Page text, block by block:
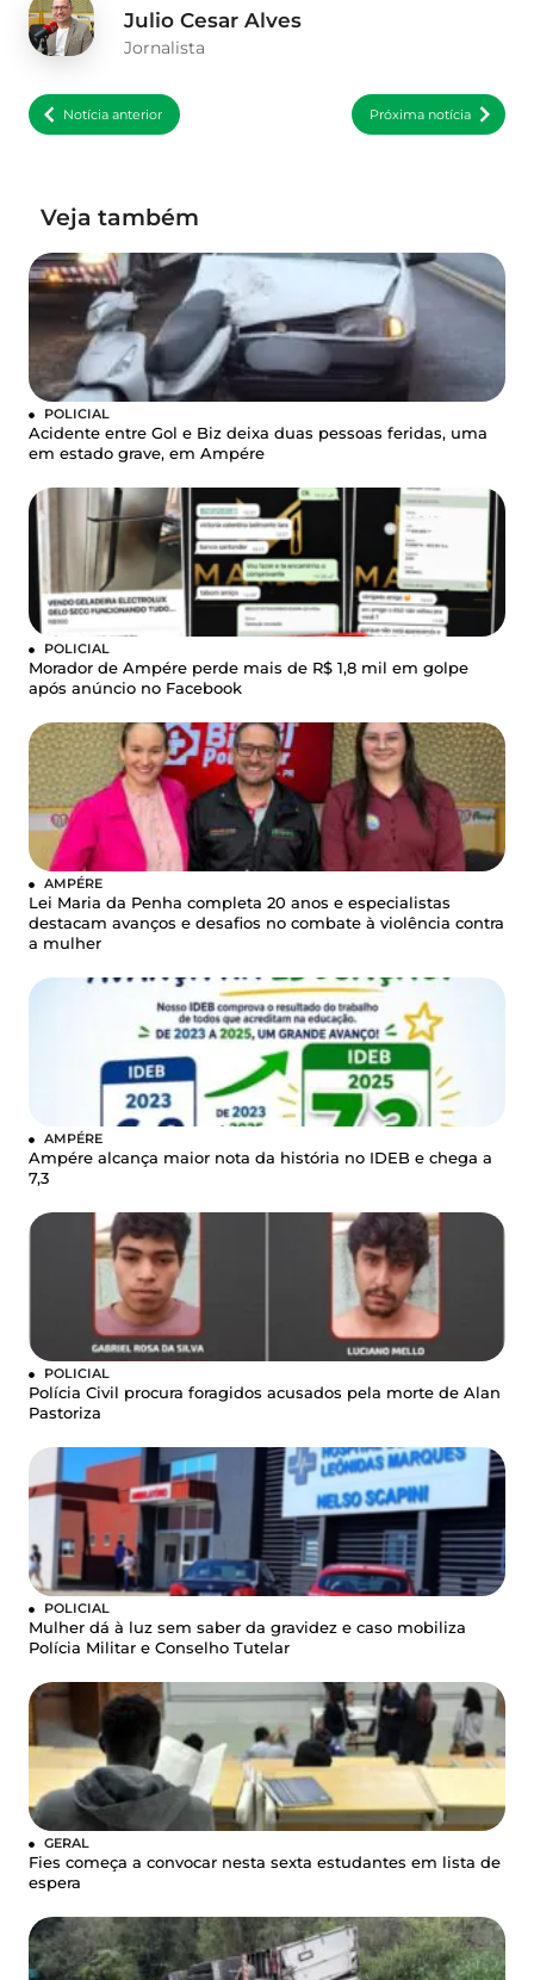
Julio Cesar Alves
Jornalista
Notícia anterior Próxima notícia
Veja também
POLICIAL
Acidente entre Gol e Biz deixa duas pessoas feridas, uma
em estado grave, em Ampére
POLICIAL
Morador de Ampére perde mais de R$ 1,8 mil em golpe
após anúncio no Facebook
AMPÉRE
Lei Maria da Penha completa 20 anos e especialistas
destacam avanços e desafios no combate à violência contra
a mulher
AMPÉRE
Ampére alcança maior nota da história no IDEB e chega a
7,3
POLICIAL
Polícia Civil procura foragidos acusados pela morte de Alan
Pastoriza
POLICIAL
Mulher dá à luz sem saber da gravidez e caso mobiliza
Polícia Militar e Conselho Tutelar
GERAL
Fies começa a convocar nesta sexta estudantes em lista de
espera